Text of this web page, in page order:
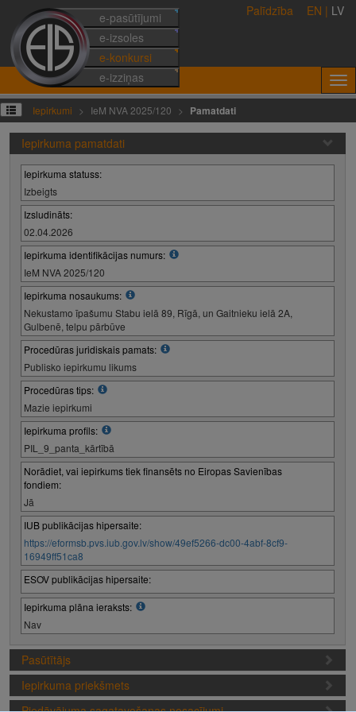
e-pasūtījumi
e-izsoles
e-konkursi
e-izziņas
Palīdzība EN | LV
Iepirkumi IeM NVA 2025/120 Pamatdati
Iepirkuma pamatdati
Iepirkuma statuss:
Izbeigts
Izsludināts:
02.04.2026
Iepirkuma identifikācijas numurs:
IeM NVA 2025/120
Iepirkuma nosaukums:
Nekustamo īpašumu Stabu ielā 89, Rīgā, un Gaitnieku ielā 2A,
Gulbenē, telpu pārbūve
Procedūras juridiskais pamats:
Publisko iepirkumu likums
Procedūras tips:
Mazie iepirkumi
Iepirkuma profils:
PIL_9_panta_kārtībā
Norādiet, vai iepirkums tiek finansēts no Eiropas Savienības
fondiem:
Jā
IUB publikācijas hipersaite:
https://eformsb.pvs.iub.gov.lv/show/49ef5266-dc00-4abf-8cf9-
16949ff51ca8
ESOV publikācijas hipersaite:
Iepirkuma plāna ieraksts:
Nav
Pasūtītājs
Iepirkuma priekšmets